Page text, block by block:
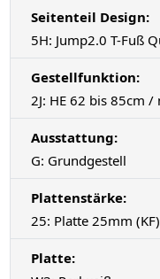
Seitenteil Design:
5H: Jump2.0 T-Fuß
Gestellfunktion:
2J: HE 62 bis 85cm
Ausstattung:
G: Grundgestell
Plattenstärke:
25: Platte 25mm (KF)
Platte: